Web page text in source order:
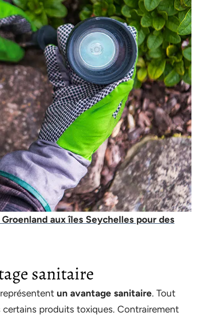
aux îles Seychelles pour des
sanitaire
un avantage sanitaire. Tout
certains produits toxiques. Contrairement